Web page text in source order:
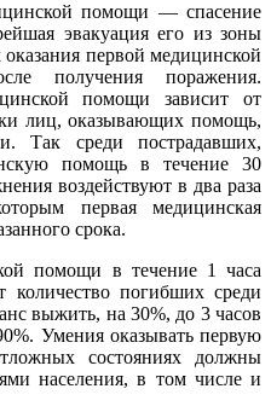
помощи — спасение
эвакуация его из зоны
первой медицинской
получения поражения.
помощи зависит от
лиц, оказывающих помощь,
Так среди пострадавших,
помощь в течение 30
воздействуют в два раза
первая медицинская
срока.
помощи в течение 1 часа
количество погибших среди
выжить, на 30%, до 3 часов
Умения оказывать первую
состояниях должны
населения, в том числе и